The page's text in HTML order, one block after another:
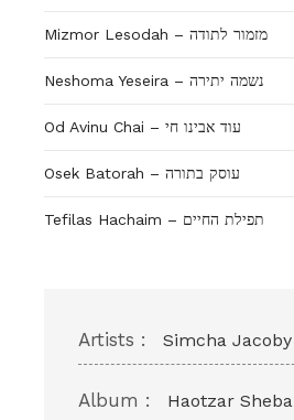
Mizmor Lesodah – מזמור לתודה
Neshoma Yeseira – נשמה יתירה
Od Avinu Chai – עוד אבינו חי
Osek Batorah – עוסק בתורה
Tefilas Hachaim – תפילת החיים
Artists : Simcha Jacoby
Album : Haotzar